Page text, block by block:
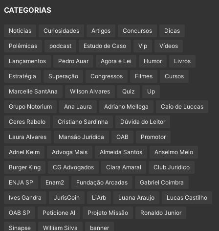
CATEGORIAS
Notícias Curiosidades Artigos Concursos Dicas
Polêmicas podcast Estudo de Caso Vip Vídeos
Lançamentos Pedro Auar Agora e Lei Humor Livros
Estratégia Superação Congressos Filmes Cursos
Marcelle SantAna Wilson Alvares Quiz Up
Grupo Notorium Ana Laura Adriano Mellega Caio de Luccas
Ceres Rabelo Cristiano Sardinha Dúvida do Leitor
Laura Alvares Mansão Jurídica OAB Promotor
Adriel Kelm Advoga Mais Almeida Santos Anselmo Melo
Burger King CG Advogados Clara Amaral Club Juridico
ENJA SP Enam2 Fundação Arcadas Gabriel Coimbra
Ives Gandra JurisCoin LiArb Luana Araujo Lucas Castilho
OAB SP Peticione AI Projeto Missão Ronaldo Junior
Sinapse William Silva banner